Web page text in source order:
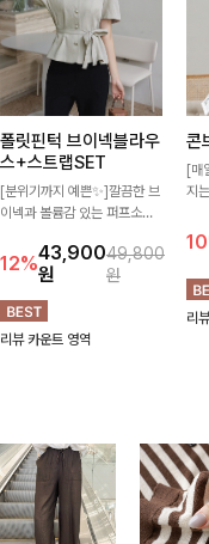
폴릿핀턱 브이넥블라우
스+스트랩SET
[분위기까지 예쁜✨]깔끔한 브
이넥과 볼륨감 있는 퍼프소매
허리 스트랩으로 원하는 핏을
연출할 수 있어 더욱 날씬해 보
이며, 데님부터 슬랙스까지 매
치만으로도 분위기 있는 스타
일이 완성됩니다🌸
12%43,900
원
49,800
원
리뷰 카운트 영역
콘
[매
지
좋
일
플
을
리